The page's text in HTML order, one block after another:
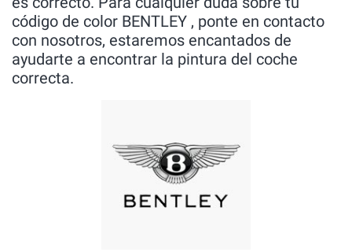
código de color BENTLEY , ponte en contacto
con nosotros, estaremos encantados de
ayudarte a encontrar la pintura del coche
correcta.